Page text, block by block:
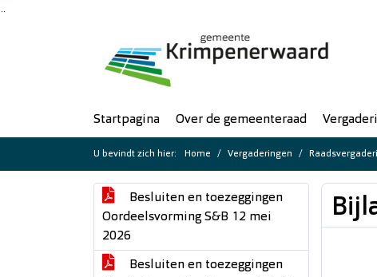
Startpagina Over de gemeenteraad
U bevindt zich hier: Home Vergaderingen
Besluiten en toezeggingen
Oordeelsvorming S&B 12 mei
2026
Besluiten en toezeggingen